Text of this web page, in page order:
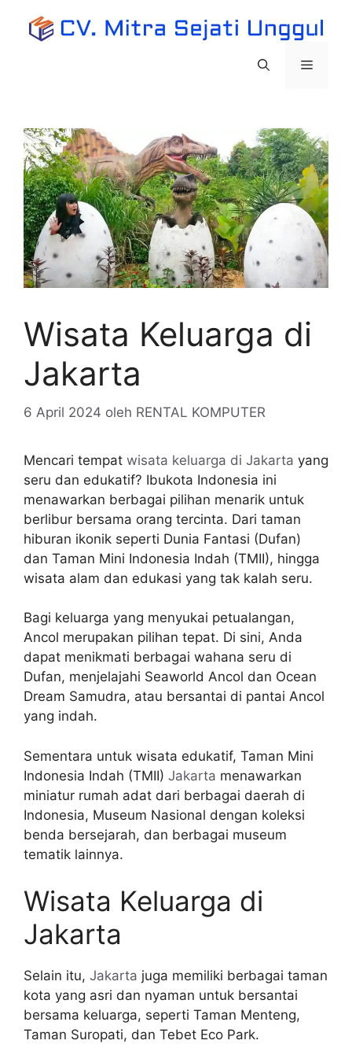
Menu
Wisata Keluarga di
Jakarta
6 April 2024 oleh RENTAL KOMPUTER
Mencari tempat wisata keluarga di Jakarta yang
seru dan edukatif? Ibukota Indonesia ini
menawarkan berbagai pilihan menarik untuk
berlibur bersama orang tercinta. Dari taman
hiburan ikonik seperti Dunia Fantasi (Dufan)
dan Taman Mini Indonesia Indah (TMII), hingga
wisata alam dan edukasi yang tak kalah seru.
Bagi keluarga yang menyukai petualangan,
Ancol merupakan pilihan tepat. Di sini, Anda
dapat menikmati berbagai wahana seru di
Dufan, menjelajahi Seaworld Ancol dan Ocean
Dream Samudra, atau bersantai di pantai Ancol
yang indah.
Sementara untuk wisata edukatif, Taman Mini
Indonesia Indah (TMII) Jakarta menawarkan
miniatur rumah adat dari berbagai daerah di
Indonesia, Museum Nasional dengan koleksi
benda bersejarah, dan berbagai museum
tematik lainnya.
Wisata Keluarga di
Jakarta
Selain itu, Jakarta juga memiliki berbagai taman
kota yang asri dan nyaman untuk bersantai
bersama keluarga, seperti Taman Menteng,
Taman Suropati, dan Tebet Eco Park.